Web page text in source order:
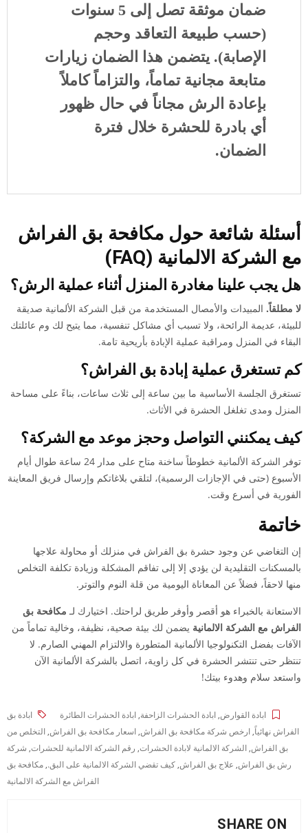
ضمان موثقة تصل إلى 5 سنوات
(حسب طبيعة التعاقد وحجم
الإصابة). يتضمن هذا الضمان زيارات
متابعة مجانية تماماً، والتزاماً كاملاً
بإعادة الرش مجاناً في حال ظهور
أي بادرة للحشرة خلال فترة
الضمان.
أسئلة شائعة حول مكافحة بق الفراش
مع الشركة الالمانية (FAQ)
هل يجب علينا مغادرة المنزل أثناء عملية الرش؟
لا مطلقاً. المبيدات والأمصال المستخدمة من قبل الشركة الألمانية صديقة
للبيئة، عديمة الرائحة، ولا تسبب أي مشاكل تنفسية، مما يتيح لك وم عائلتك
البقاء في المنزل ومراقبة عملية الإبادة بأريحية تامة.
كم تستغرق عملية إبادة بق الفراش؟
تستغرق الجلسة الأساسية ما بين ساعة إلى ثلاث ساعات، بناءً على مساحة
المنزل ومدى تغلغل الحشرة في الأثاث.
كيف يمكنني التواصل وحجز موعد مع الشركة؟
توفر الشركة الألمانية خطوطاً ساخنة متاح على مدار 24 ساعة طوال أيام
الأسبوع (حتى في الإجازات الرسمية)، لتلقي بلاغاتكم وإرسال فريق المعاينة
الفورية في أسرع وقت.
خاتمة
إن التغاضي عن وجود حشرة بق الفراش في منزلك أو محاولة علاجها
بالمسكنات التقليدية لن يؤدي إلا إلى تفاقم المشكلة وزيادة تكلفة التخلص
منها لاحقاً، فضلاً عن المعاناة اليومية من قلة النوم والتوتر.
الاستعانة بالخبراء هو أقصر وأوفر طريق لراحتك. اختيارك لـ مكافحة بق
الفراش مع الشركة الالمانية يضمن لك بيئة صحية، نظيفة، وخالية تماماً من
الآفات بفضل التكنولوجيا الألمانية المتطورة والالتزام المهني الصارم. لا
تنتظر حتى تنتشر الحشرة في كل زاوية، اتصل بالشركة الألمانية الآن
واستعد سلام وهدوء بيتك!
ابادة القوارض, ابادة الحشرات الزاحفة, ابادة الحشرات الطائرة
ابادة بق
الفراش نهائياً, ارخص شركة مكافحة بق الفراش, اسعار مكافحة بق الفراش, التخلص من
بق الفراش, الشركة الالمانية لابادة الحشرات, رقم الشركة الالمانية للحشرات, شركة
رش بق الفراش, علاج بق الفراش, كيف تقضي الشركة الالمانية على البق., مكافحة بق
الفراش مع الشركة الالمانية
SHARE ON